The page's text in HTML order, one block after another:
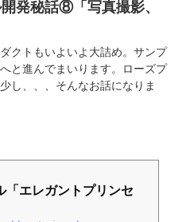
発秘話⑧「写真撮影、
クトもいよいよ大詰め。サンプ
と進んでまいります。ローズプ
し、、、そんなお話になりま
「エレガントプリンセ